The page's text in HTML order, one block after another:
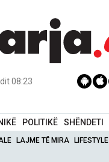
08:23
POLITIKË SHËNDETI
LAJME TË MIRA LIFESTYLE